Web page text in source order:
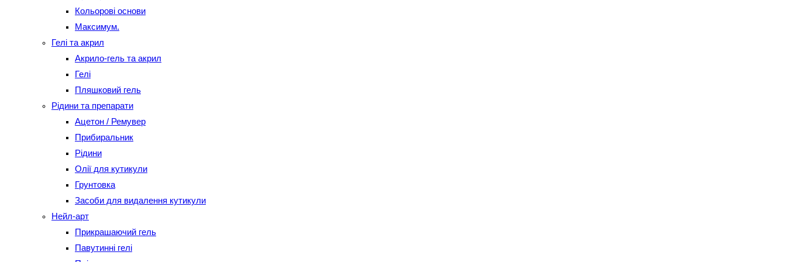
Кольорові основи
Максимум.
Гелі та акрил
Акрило-гель та акрил
Гелі
Пляшковий гель
Рідини та препарати
Ацетон / Ремувер
Прибиральник
Рідини
Олії для кутикули
Грунтовка
Засоби для видалення кутикули
Нейл-арт
Прикрашаючий гель
Павутинні гелі